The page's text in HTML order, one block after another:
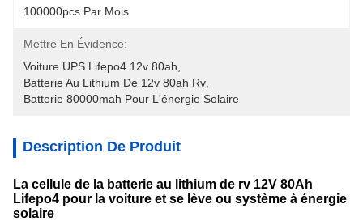
100000pcs Par Mois
Mettre En Évidence:
Voiture UPS Lifepo4 12v 80ah
Batterie Au Lithium De 12v 80ah Rv
Batterie 80000mah Pour L'énergie Solaire
Description De Produit
La cellule de la batterie au lithium de rv 12V 80Ah
Lifepo4 pour la voiture et se lève ou système à énergie
solaire